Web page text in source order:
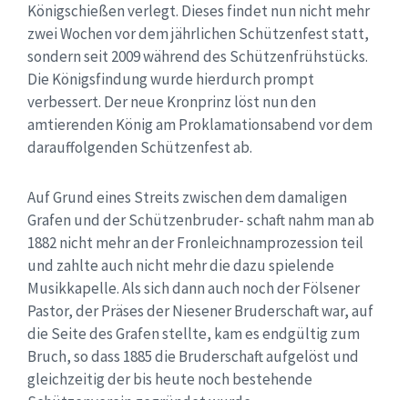
Königschießen verlegt. Dieses findet nun nicht mehr
zwei Wochen vor dem jährlichen Schützenfest statt,
sondern seit 2009 während des Schützenfrühstücks.
Die Königsfindung wurde hierdurch prompt
verbessert. Der neue Kronprinz löst nun den
amtierenden König am Proklamationsabend vor dem
darauffolgenden Schützenfest ab.
Auf Grund eines Streits zwischen dem damaligen
Grafen und der Schützenbruder- schaft nahm man ab
1882 nicht mehr an der Fronleichnamprozession teil
und zahlte auch nicht mehr die dazu spielende
Musikkapelle. Als sich dann auch noch der Fölsener
Pastor, der Präses der Niesener Bruderschaft war, auf
die Seite des Grafen stellte, kam es endgültig zum
Bruch, so dass 1885 die Bruderschaft aufgelöst und
gleichzeitig der bis heute noch bestehende